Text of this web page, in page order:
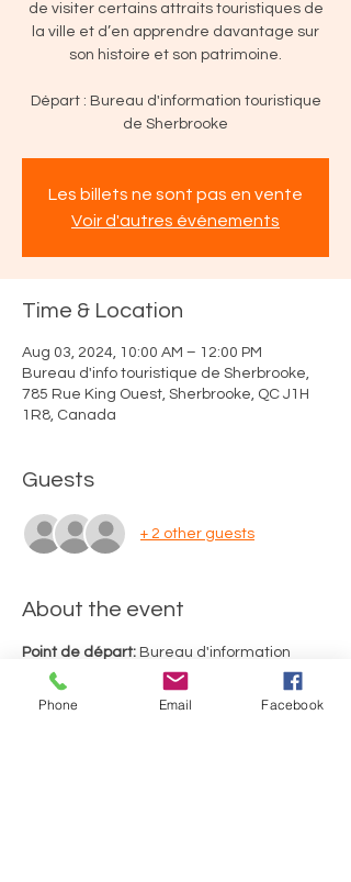
de visiter certains attraits touristiques de
la ville et d’en apprendre davantage sur
son histoire et son patrimoine.
Départ : Bureau d'information touristique
de Sherbrooke
Les billets ne sont pas en vente
Voir d'autres événements
Time & Location
Aug 03, 2024, 10:00 AM – 12:00 PM
Bureau d'info touristique de Sherbrooke,
785 Rue King Ouest, Sherbrooke, QC J1H
1R8, Canada
Guests
+ 2 other guests
About the event
Point de départ: Bureau d'information
touristique de Sherbrooke (785, rue King
Ouest, Sherbrooke)
Phone Email Facebook